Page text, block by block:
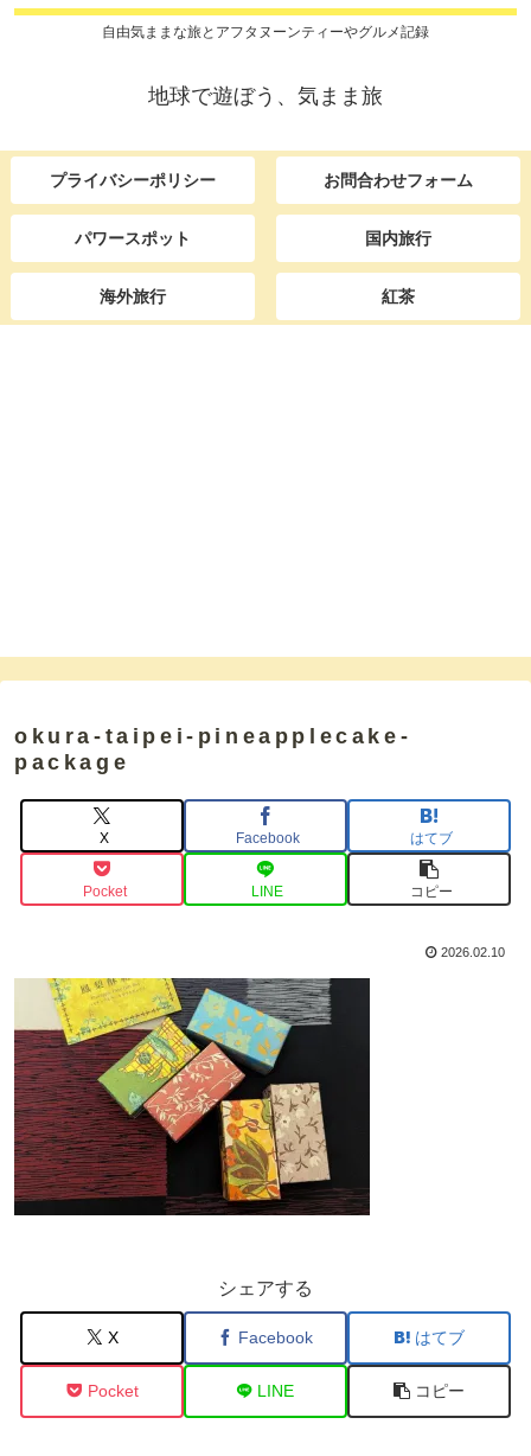
自由気ままな旅とアフタヌーンティーやグルメ記録
地球で遊ぼう、気まま旅
プライバシーポリシー お問合わせフォーム
パワースポット 国内旅行
海外旅行 紅茶
okura-taipei-pineapplecake-
package
X Facebook はてブ
Pocket LINE コピー
2026.02.10
シェアする
X Facebook はてブ
Pocket LINE コピー